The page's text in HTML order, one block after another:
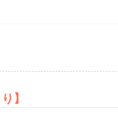
】